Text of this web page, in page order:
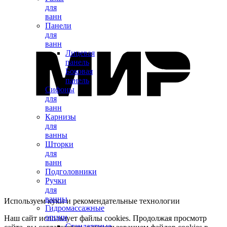
для
ванн
Панели
для
ванн
Лицевая
панель
Боковая
панель
Сифоны
для
ванн
Карнизы
для
ванны
Шторки
для
ванн
Подголовники
Ручки
для
ванны
Гидромассажные
опции
Используем куки и рекомендательные технологии
Наш сайт использует файлы cookies. Продолжая просмотр